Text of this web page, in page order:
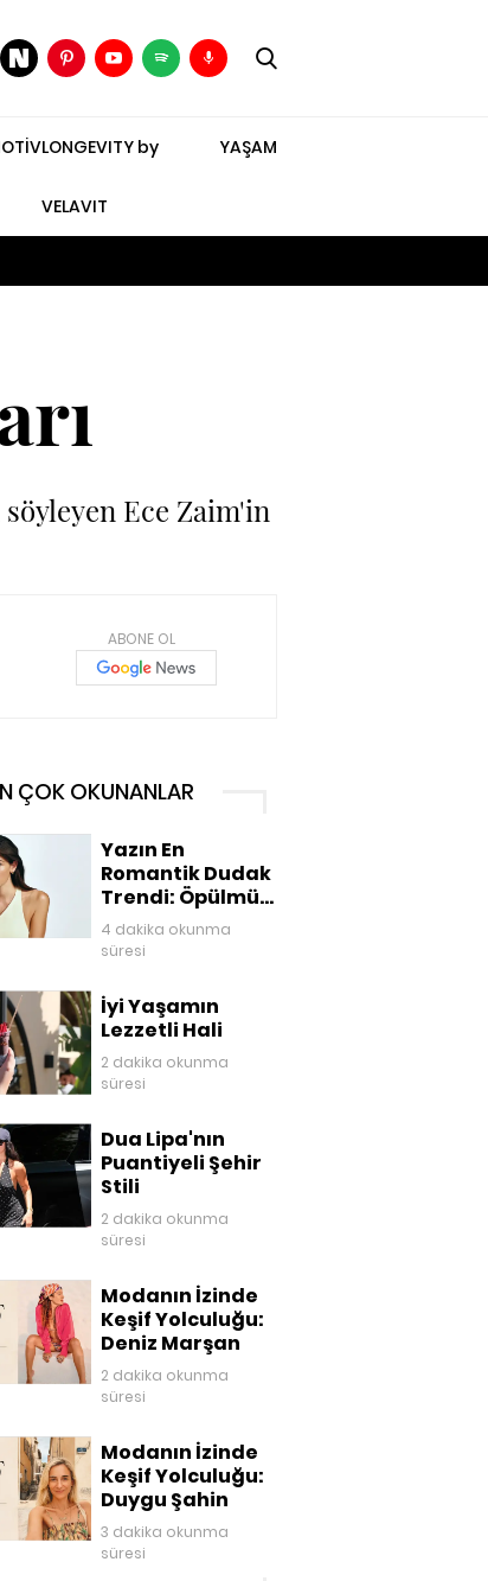
LONGEVITY by
VELAVIT
YAŞAM
Ece Zaim'in
ABONE OL
ÇOK OKUNANLAR
Yazın En
Romantik Dudak
Trendi: Öpülmüş
Dudaklar
4 dakika okunma
süresi
İyi Yaşamın
Lezzetli Hali
2 dakika okunma
süresi
Dua Lipa'nın
Puantiyeli Şehir
Stili
2 dakika okunma
süresi
Modanın İzinde
Keşif Yolculuğu:
Deniz Marşan
2 dakika okunma
süresi
Modanın İzinde
Keşif Yolculuğu:
Duygu Şahin
3 dakika okunma
süresi